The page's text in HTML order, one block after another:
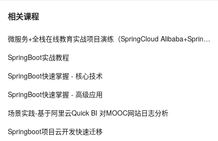
7 一次简单的log4j漏洞测试
8 log4j2配置文件log4j2.xml 9
10还不知道项目中怎么写日志？slf4j+log4j帮你搞定！
相关课程
微服务+全栈在线教育实战项目演练（SpringCloud Alibaba+SpringBoot）
SpringBoot实战教程
SpringBoot快速掌握 - 核心技术
SpringBoot快速掌握 - 高级应用
场景实践-基于阿里云Quick BI 对MOOC网站日志分析
Springboot项目云开发快速迁移